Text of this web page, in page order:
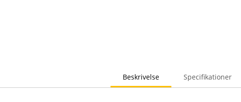
Beskrivelse Specifikationer